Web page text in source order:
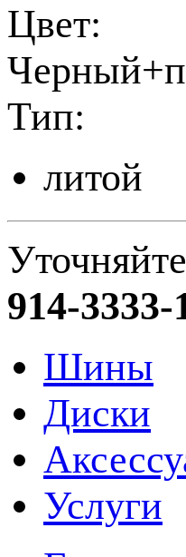
Цвет:
Тип:
литой
914-3333-
Шины
Диски
Услуги